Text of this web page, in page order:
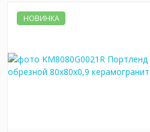
НОВИНКА